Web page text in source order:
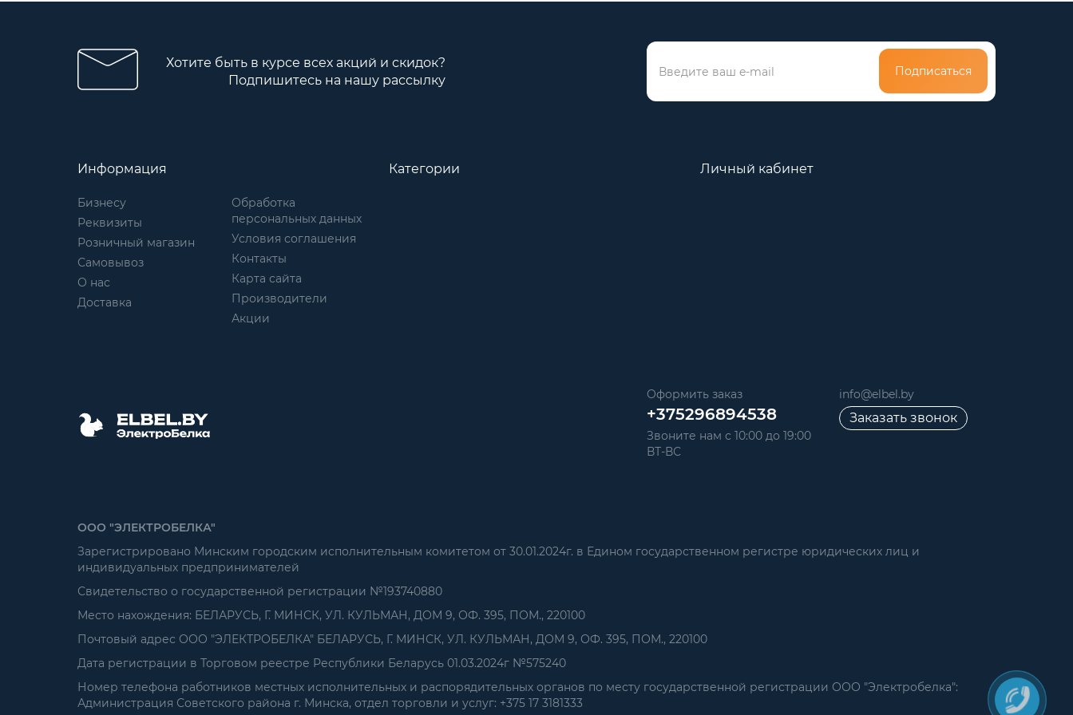
Хотите быть в курсе всех акций и скидок?
Подпишитесь на нашу рассылку
Подписаться
Информация
Бизнесу
Реквизиты
Розничный магазин
Самовывоз
О нас
Доставка
Обработка
персональных данных
Условия соглашения
Контакты
Карта сайта
Производители
Акции
Категории Личный кабинет
Оформить заказ
+375296894538
Звоните нам с 10:00 до 19:00
ВТ-ВС
info@elbel.by
Заказать звонок
ООО "ЭЛЕКТРОБЕЛКА"
Зарегистрировано Минским городским исполнительным комитетом от 30.01.2024г. в Едином государственном регистре юридических лиц и
индивидуальных предпринимателей
Свидетельство о государственной регистрации №193740880
Место нахождения: БЕЛАРУСЬ, Г. МИНСК, УЛ. КУЛЬМАН, ДОМ 9, ОФ. 395, ПОМ., 220100
Почтовый адрес ООО "ЭЛЕКТРОБЕЛКА" БЕЛАРУСЬ, Г. МИНСК, УЛ. КУЛЬМАН, ДОМ 9, ОФ. 395, ПОМ., 220100
Дата регистрации в Торговом реестре Республики Беларусь 01.03.2024г №575240
Номер телефона работников местных исполнительных и распорядительных органов по месту государственной регистрации ООО "Электробелка":
Администрация Советского района г. Минска, отдел торговли и услуг: +375 17 3181333